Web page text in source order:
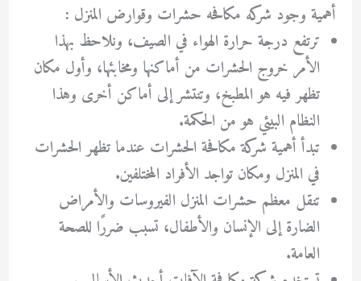
أهمية وجود شركه مكافحه حشرات وقوارض المنزل :
ترتفع درجة حرارة الهواء في الصيف، ونلاحظ بهذا
الأمر خروج الحشرات من أماكنها ومخابئها، وأول مكان
تظهر فيه هو المطبخ، وتنتشر إلى أماكن أخرى وهذا
النظام البيئي هو من الحكمة.
تبدأ أهمية شركة مكافحة الحشرات عندما تظهر الحشرات
في المنزل ومكان تواجد الأفراد المختلفين.
تنقل معظم حشرات المنزل الفيروسات والأمراض
الضارة إلى الإنسان والأطفال، تسبب ضررًا للصحة
العامة.